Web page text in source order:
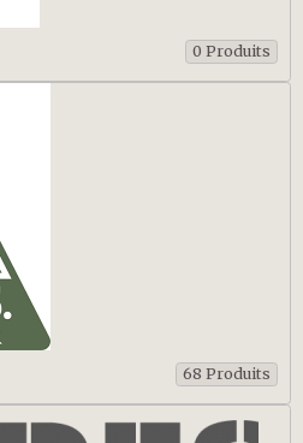
0 Produits
68 Produits